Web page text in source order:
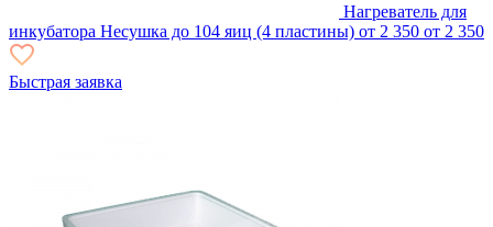
Нагреватель для
инкубатора Несушка до 104 яиц (4 пластины) от 2 350 от 2 350
Быстрая заявка